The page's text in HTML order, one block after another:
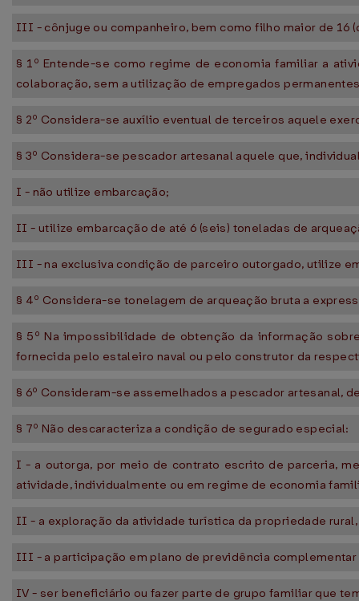
III - cônjuge ou companheiro, bem como filho maior de 16
§ 1º Entende-se como regime de economia familiar a
colaboração, sem a utilização de empregados
§ 2º Considera-se auxílio eventual de terceiros aquele
§ 3º Considera-se pescador artesanal aquele que,
I - não utilize embarcação;
II - utilize embarcação de até 6 (seis) toneladas de
III - na exclusiva condição de parceiro outorgado, utilize
§ 4º Considera-se tonelagem de arqueação bruta a
§ 5º Na impossibilidade de obtenção da informação
fornecida pelo estaleiro naval ou pelo construtor da
§ 6º Consideram-se assemelhados a pescador artesanal,
§ 7º Não descaracteriza a condição de segurado especial:
I - a outorga, por meio de contrato escrito de parceria,
atividade, individualmente ou em regime de economia
II - a exploração da atividade turística da propriedade
III - a participação em plano de previdência
IV - ser beneficiário ou fazer parte de grupo familiar que